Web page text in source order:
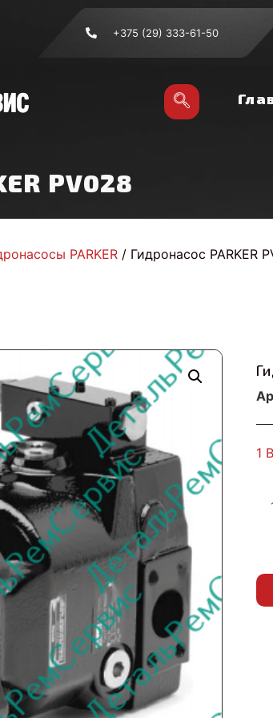
+375 (29) 333-61-50
PV028
PARKER / Гидронасос PARKER
1